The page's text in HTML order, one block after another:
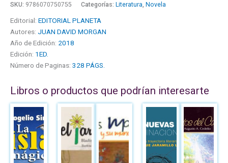
SKU: 9786070750755 Categorías: Literatura Novela
Editorial: EDITORIAL PLANETA
Autores: JUAN DAVID MORGAN
Año de Edición: 2018
Edición: 1ED.
Número de Paginas: 328 PÁGS.
Libros o productos que podrían interesarte